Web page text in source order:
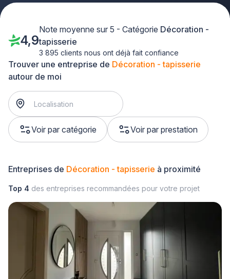
Trouver une entreprise de Décoration - tapisserie
autour de moi
Voir par catégorie Voir par prestation
4,9
Note moyenne sur 5 - Catégorie Décoration -
tapisserie
3 895 clients nous ont déjà fait confiance
Entreprises de Décoration - tapisserie à proximité
Top 4 des entreprises recommandées pour votre projet